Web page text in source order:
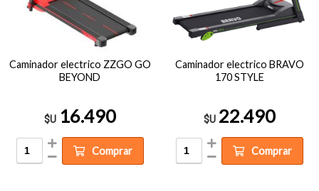
Caminador electrico ZZGO GO
BEYOND
$U 16.490
Comprar
Caminador electrico BRAVO
170 STYLE
$U 22.490
Comprar